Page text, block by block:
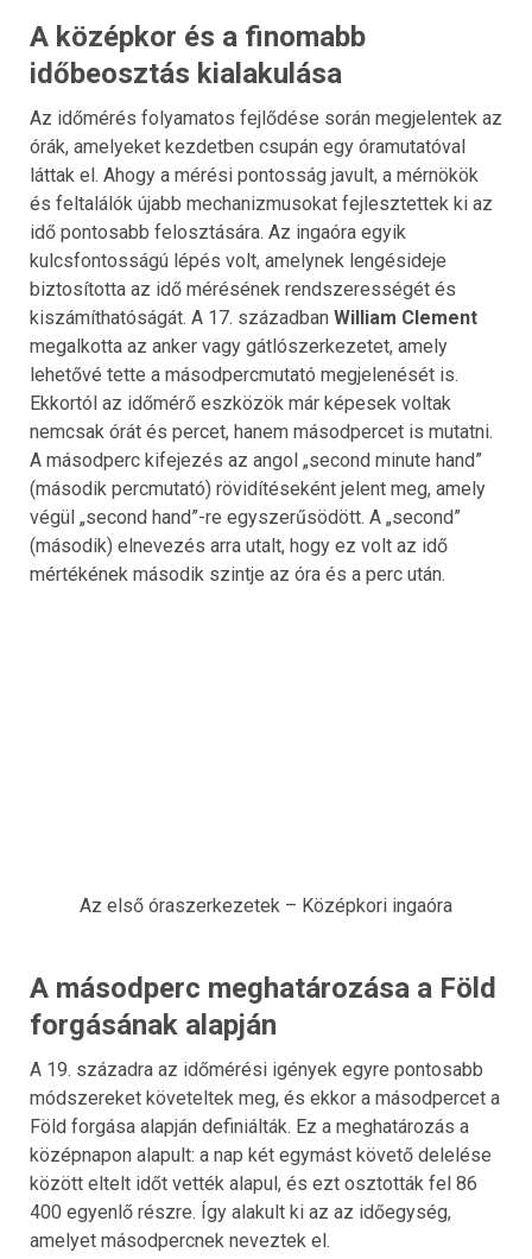
A középkor és a finomabb
időbeosztás kialakulása
Az időmérés folyamatos fejlődése során megjelentek az
órák, amelyeket kezdetben csupán egy óramutatóval
láttak el. Ahogy a mérési pontosság javult, a mérnökök
és feltalálók újabb mechanizmusokat fejlesztettek ki az
idő pontosabb felosztására. Az ingaóra egyik
kulcsfontosságú lépés volt, amelynek lengésideje
biztosította az idő mérésének rendszerességét és
kiszámíthatóságát. A 17. században William Clement
megalkotta az anker vagy gátlószerkezetet, amely
lehetővé tette a másodpercmutató megjelenését is.
Ekkortól az időmérő eszközök már képesek voltak
nemcsak órát és percet, hanem másodpercet is mutatni.
A másodperc kifejezés az angol „second minute hand”
(második percmutató) rövidítéseként jelent meg, amely
végül „second hand”-re egyszerűsödött. A „second”
(második) elnevezés arra utalt, hogy ez volt az idő
mértékének második szintje az óra és a perc után.
Az első óraszerkezetek – Középkori ingaóra
A másodperc meghatározása a Föld
forgásának alapján
A 19. századra az időmérési igények egyre pontosabb
módszereket követeltek meg, és ekkor a másodpercet a
Föld forgása alapján definiálták. Ez a meghatározás a
középnapon alapult: a nap két egymást követő delelése
között eltelt időt vették alapul, és ezt osztották fel 86
400 egyenlő részre. Így alakult ki az az időegység,
amelyet másodpercnek neveztek el.